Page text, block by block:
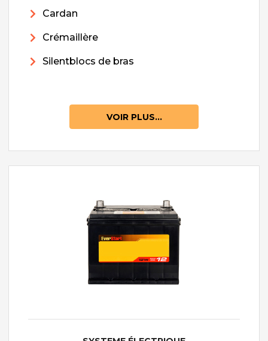
Cardan
Crémaillère
Silentblocs de bras
VOIR PLUS...